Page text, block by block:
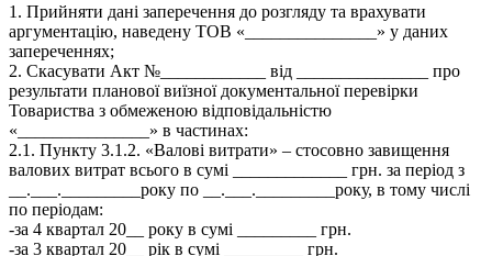
1. Прийняти дані заперечення до розгляду та врахувати
аргументацію, наведену ТОВ «_______________» у даних
запереченнях;
2. Скасувати Акт №____________ від _______________ про
результати планової виїзної документальної перевірки
Товариства з обмеженою відповідальністю
«_______________» в частинах:
2.1. Пункту 3.1.2. «Валові витрати» – стосовно завищення
валових витрат всього в сумі _____________ грн. за період з
__.___._________року по __.___._________року, в тому числі
по періодам:
-за 4 квартал 20__ року в сумі _________ грн.
-за 3 квартал 20__ рік в сумі _________ грн.